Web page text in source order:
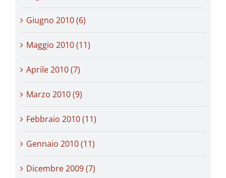
Giugno 2010 (6)
Maggio 2010 (11)
Aprile 2010 (7)
Marzo 2010 (9)
Febbraio 2010 (11)
Gennaio 2010 (11)
Dicembre 2009 (7)